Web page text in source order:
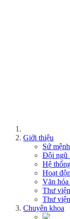
Giới thiệu
Sứ
Đội ngũ
Hệ
Hoạt
Văn
Thư
Thư
Chuyên khoa